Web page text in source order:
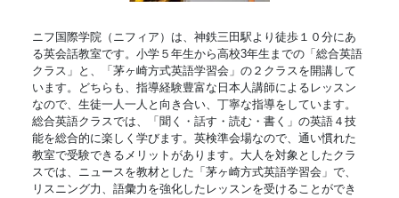
ニフ国際学院（ニフィア）は、神鉄三田駅より徒歩１０分にあ
る英会話教室です。小学５年生から高校3年生までの「総合英語
クラス」と、「茅ヶ崎方式英語学習会」の２クラスを開講して
います。どちらも、指導経験豊富な日本人講師によるレッスン
なので、生徒一人一人と向き合い、丁寧な指導をしています。
総合英語クラスでは、「聞く・話す・読む・書く」の英語４技
能を総合的に楽しく学びます。英検準会場なので、通い慣れた
教室で受験できるメリットがあります。大人を対象としたクラ
スでは、ニュースを教材とした「茅ヶ崎方式英語学習会」で、
リスニング力、語彙力を強化したレッスンを受けることができ